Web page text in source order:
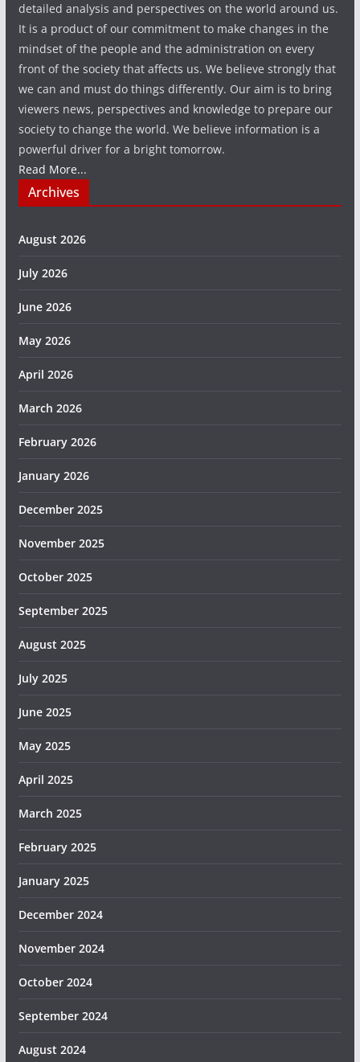
detailed analysis and perspectives on the world around us.
It is a product of our commitment to make changes in the
mindset of the people and the administration on every
front of the society that affects us. We believe strongly that
we can and must do things differently. Our aim is to bring
viewers news, perspectives and knowledge to prepare our
society to change the world. We believe information is a
powerful driver for a bright tomorrow.
Read More...
Archives
August 2026
July 2026
June 2026
May 2026
April 2026
March 2026
February 2026
January 2026
December 2025
November 2025
October 2025
September 2025
August 2025
July 2025
June 2025
May 2025
April 2025
March 2025
February 2025
January 2025
December 2024
November 2024
October 2024
September 2024
August 2024